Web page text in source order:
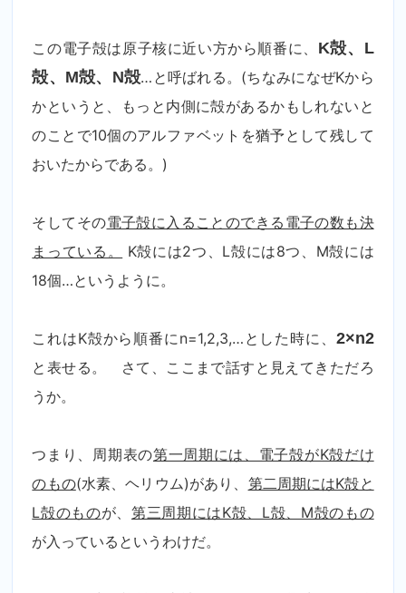
この電子殻は原子核に近い方から順番に、 K殻、L
殻、M殻、N殻…と呼ばれる。(ちなみになぜKから
かというと、もっと内側に殻があるかもしれないと
のことで10個のアルファベットを猶予として残して
おいたからである。)
そしてその電子殻に入ることのできる電子の数も決
まっている。
K殻には2つ、L殻には8つ、M殻には
18個…というように。
これはK殻から順番にn=1,2,3,…とした時に、 2×n2
と表せる。 さて、ここまで話すと見えてきただろ
うか。
つまり、周期表の第一周期には、電子殻がK殻だけ
のもの(水素、ヘリウム)があり、 第二周期にはK殻と
L殻のものが、第三周期にはK殻、L殻、M殻のもの
が入っているというわけだ。